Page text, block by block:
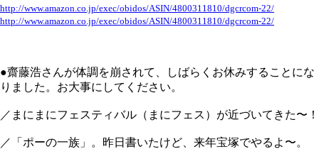
http://www.amazon.co.jp/exec/obidos/ASIN/4800311810/dgcrcom-22/
http://www.amazon.co.jp/exec/obidos/ASIN/4800311810/dgcrcom-22/
●齋藤浩さんが体調を崩されて、しばらくお休みすることにな
りました。お大事にしてください。
／まにまにフェスティバル（まにフェス）が近づいてきた〜！
／「ポーの一族」。昨日書いたけど、来年宝塚でやるよ〜。